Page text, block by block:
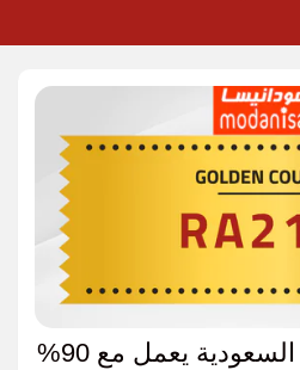
كود خصم مودانيسا السعودية يعمل مع 90%